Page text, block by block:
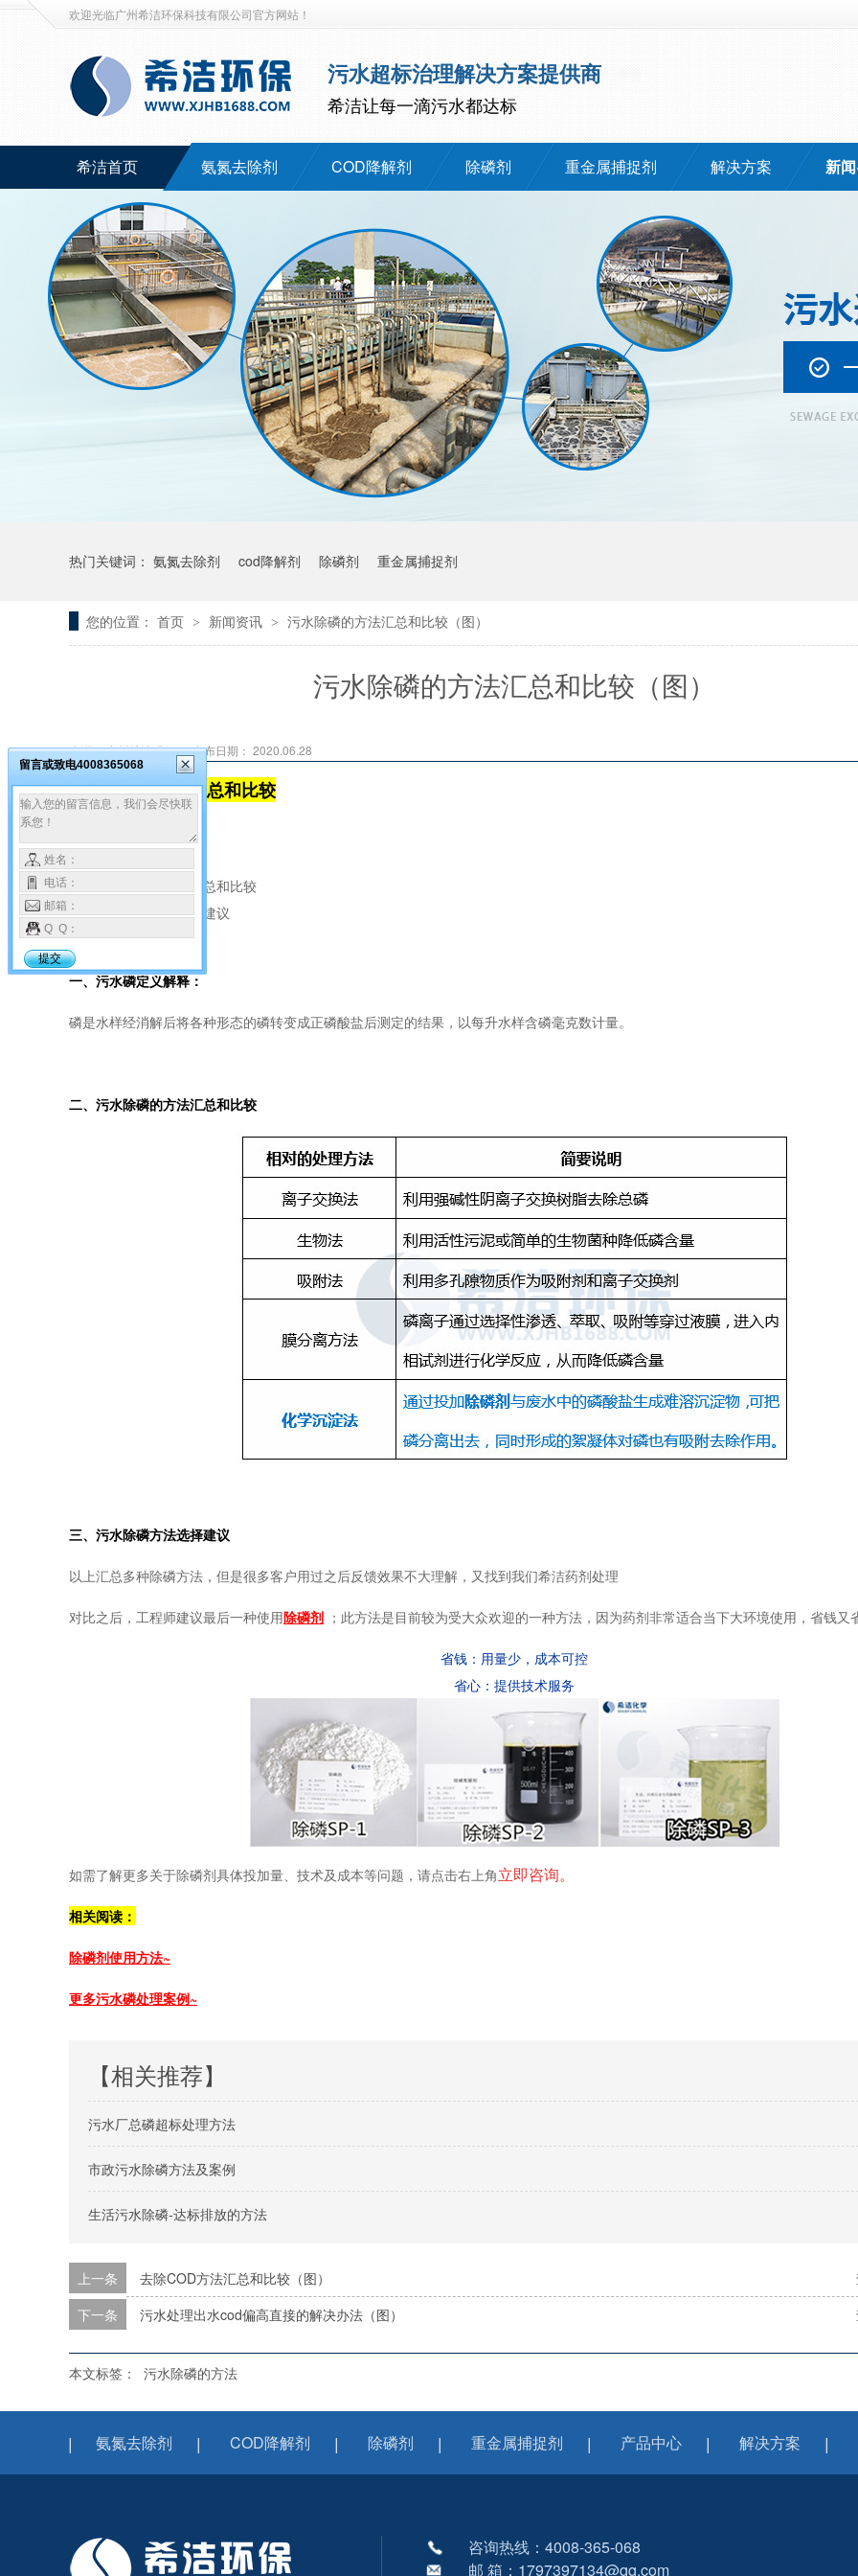
欢迎光临广州希洁环保科技有限公司官方网站！
污水超标治理解决方案提供商
希洁让每一滴污水都达标
希洁首页 氨氮去除剂 COD降解剂 除磷剂 重金属捕捉剂 解决方案 新
热门关键词： 氨氮去除剂 cod降解剂 除磷剂 重金属捕捉剂
您的位置： 首页 > 新闻资讯 > 污水除磷的方法汇总和比较（图）
污水除磷的方法汇总和比较（图）
来源： 广州希洁环保 发布日期： 2020.06.28
污水除磷的方法汇总和比较
一、污水磷定义解释
二、污水除磷的方法汇总和比较
三、污水除磷方法选择建议
一、污水磷定义解释：
磷是水样经消解后将各种形态的磷转变成正磷酸盐后测定的结果，以每升水样含磷毫克数计量。
二、污水除磷的方法汇总和比较
三、污水除磷方法选择建议
以上汇总多种除磷方法，但是很多客户用过之后反馈效果不大理解，又找到我们希洁药剂处理
对比之后，工程师建议最后一种使用除磷剂 ；此方法是目前较为受大众欢迎的一种方法，因为药剂非常适合当下大环境使用，省钱又
省钱：用量少，成本可控
省心：提供技术服务
如需了解更多关于除磷剂具体投加量、技术及成本等问题，请点击右上角立即咨询。
相关阅读：
除磷剂使用方法~
更多污水磷处理案例~
【相关推荐】
污水厂总磷超标处理方法
市政污水除磷方法及案例
生活污水除磷-达标排放的方法
上一条
去除COD方法汇总和比较（图）
下一条 污水处理出水cod偏高直接的解决办法（图）
本文标签： 污水除磷的方法
氨氮去除剂 COD降解剂 除磷剂 重金属捕捉剂 产品中心 解决方案
咨询热线：4008-365-068
邮 箱：1797397134@qq.com
留言或致电4008365068
姓名：
电话：
邮箱：
Q Q：
提交